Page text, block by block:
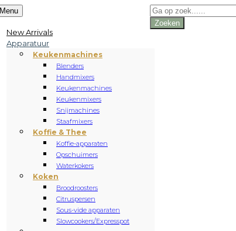
Menu
New Arrivals
Apparatuur
Keukenmachines
Blenders
Handmixers
Keukenmachines
Keukenmixers
Snijmachines
Staafmixers
Koffie & Thee
Koffie-apparaten
Opschuimers
Waterkokers
Koken
Broodroosters
Citruspersen
Sous-vide apparaten
Slowcookers/Expresspot
Producten
zoeken
Zoeken